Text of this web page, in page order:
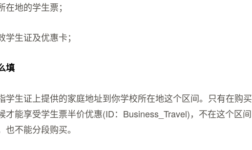
地的学生票；
生证及优惠卡；
填
学生证上提供的家庭地址到你学校所在地这个区间。只有在购买
才能享受学生票半价优惠(ID：Business_Travel)，不在这个区间
不能分段购买。